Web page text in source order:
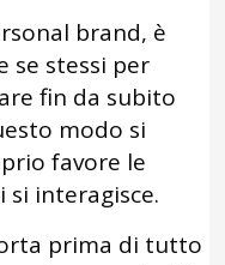
brand, è
se stessi per
fin da subito
modo si
favore le
si interagisce.
prima di tutto